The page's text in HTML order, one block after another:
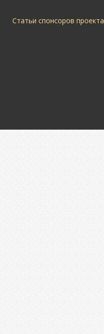
Статьи спонсоров проекта